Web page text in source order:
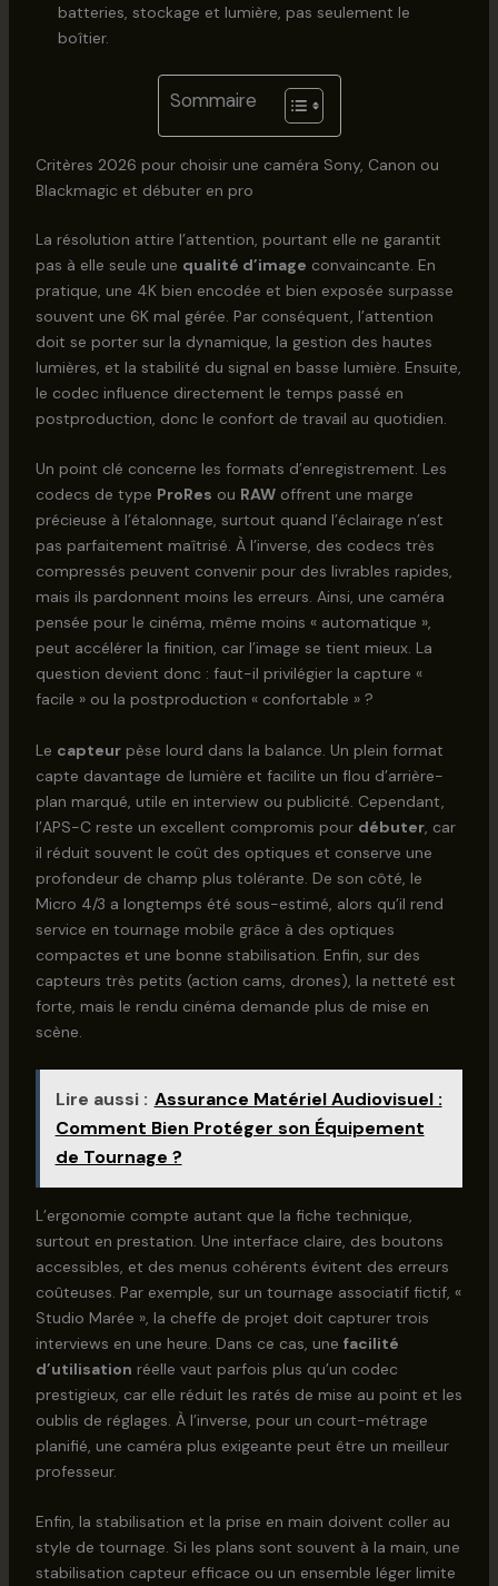
batteries, stockage et lumière, pas seulement le
boîtier.
Sommaire
Critères 2026 pour choisir une caméra Sony, Canon ou
Blackmagic et débuter en pro
La résolution attire l’attention, pourtant elle ne garantit
pas à elle seule une qualité d’image convaincante. En
pratique, une 4K bien encodée et bien exposée surpasse
souvent une 6K mal gérée. Par conséquent, l’attention
doit se porter sur la dynamique, la gestion des hautes
lumières, et la stabilité du signal en basse lumière. Ensuite,
le codec influence directement le temps passé en
postproduction, donc le confort de travail au quotidien.
Un point clé concerne les formats d’enregistrement. Les
codecs de type ProRes ou RAWoffrent une marge
précieuse à l’étalonnage, surtout quand l’éclairage n’est
pas parfaitement maîtrisé. À l’inverse, des codecs très
compressés peuvent convenir pour des livrables rapides,
mais ils pardonnent moins les erreurs. Ainsi, une caméra
pensée pour le cinéma, même moins « automatique »,
peut accélérer la finition, car l’image se tient mieux. La
question devient donc : faut-il privilégier la capture «
facile » ou la postproduction « confortable » ?
Le capteurpèse lourd dans la balance. Un plein format
capte davantage de lumière et facilite un flou d’arrière-
plan marqué, utile en interview ou publicité. Cependant,
l’APS-C reste un excellent compromis pour débuter, car
il réduit souvent le coût des optiques et conserve une
profondeur de champ plus tolérante. De son côté, le
Micro 4/3 a longtemps été sous-estimé, alors qu’il rend
service en tournage mobile grâce à des optiques
compactes et une bonne stabilisation. Enfin, sur des
capteurs très petits (action cams, drones), la netteté est
forte, mais le rendu cinéma demande plus de mise en
scène.
Lire aussi : Assurance Matériel Audiovisuel :
Comment Bien Protéger son Équipement
de Tournage ?
L’ergonomie compte autant que la fiche technique,
surtout en prestation. Une interface claire, des boutons
accessibles, et des menus cohérents évitent des erreurs
coûteuses. Par exemple, sur un tournage associatif fictif, «
Studio Marée », la cheffe de projet doit capturer trois
interviews en une heure. Dans ce cas, une facilité
d’utilisation réelle vaut parfois plus qu’un codec
prestigieux, car elle réduit les ratés de mise au point et les
oublis de réglages. À l’inverse, pour un court-métrage
planifié, une caméra plus exigeante peut être un meilleur
professeur.
Enfin, la stabilisation et la prise en main doivent coller au
style de tournage. Si les plans sont souvent à la main, une
stabilisation capteur efficace ou un ensemble léger limite